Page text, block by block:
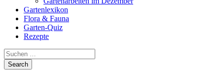
Gartenlexikon
Flora & Fauna
Garten-Quiz
Rezepte